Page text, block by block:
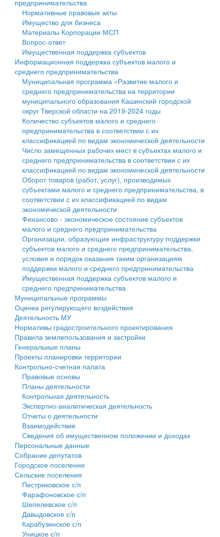
Государственные услуги
Промышленность и АПК
Экономика и бизнес
...
Символика
Устав
Гостям округа
Туризм
Культура
Образование
Здравоохранение
Социальная защита
Фотоальбом
муниципального округа Тверской области
Администрация Кашинского муниципального округа
Тверской области
Управление сельскими территориями
Открытые данные
Работа с обращениями граждан
Муниципальный контроль
Муниципальные услуги
Проекты административных регламентов
Антимонопольный комплаенс
Противодействие коррупции
Финансовое управление
Бюджет для граждан
Имущество
Выявление правообладателей ранее учтенных
объектов недвижимости
Имущественная поддержка субъектов малого и
среднего предпринимательства
Информационная поддержка субъектов малого и
среднего предпринимательства
Муниципальные программы
Контрольно-счетная палата
Персональные данные
Оценка регулирующего воздействия
Деятельность МУ
Нормативы градостроительного проектирования
Правила землепользования и застройки
Генеральные планы
Проекты планировки территории
Собрание депутатов
Городское поселение
Сельские поселения
предпринимательства
Нормативные правовые акты
Имущество для бизнеса
Материалы Корпорации МСП
Вопрос-ответ
Имущественная поддержка субъектов
Информационная поддержка субъектов малого и
среднего предпринимательства
Муниципальная программа «Развитие малого и
среднего предпринимательства на территории
муниципального образования Кашинский городской
округ Тверской области на 2019-2024 годы
Количество субъектов малого и среднего
предпринимательства в соответствии с их
классификацией по видам экономической деятельности
Число замещенных рабочих мест в субъектах малого и
среднего предпринимательства в соответствии с их
классификацией по видам экономической деятельности
Оборот товаров (работ, услуг), производимых
субъектами малого и среднего предпринимательства, в
соответствии с их классификацией по видам
экономической деятельности
Финансово - экономическое состояние субъектов
малого и среднего предпринимательства
Организации, образующие инфраструктуру поддержки
субъектов малого и среднего предпринимательства,
условия и порядок оказания таким организациям
поддержки малого и среднего предпринимательства
Имущественная поддержка субъектов малого и
среднего предпринимательства
Муниципальные программы
Оценка регулирующего воздействия
Деятельность МУ
Нормативы градостроительного проектирования
Правила землепользования и застройки
Генеральные планы
Проекты планировки территории
Контрольно-счетная палата
Правовые основы
Планы деятельности
Контрольная деятельность
Экспертно-аналитическая деятельность
Отчеты о деятельности
Взаимодействие
Сведения об имущественном положении и доходах
Персональные данные
Собрание депутатов
Городское поселение
Сельские поселения
Пестриковское с/п
Фарафоновское с/п
Шепелевское с/п
Давыдовское с/п
Карабузинское с/п
Уницкое с/п